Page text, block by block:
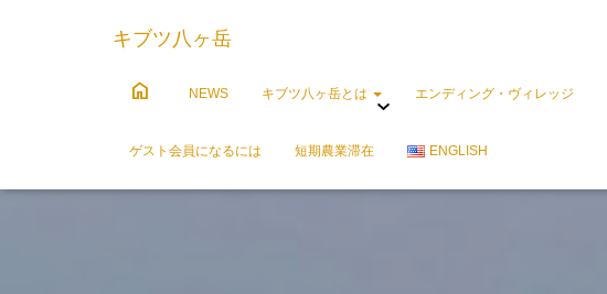
キブツ八ヶ岳
home NEWS キブツ八ヶ岳とは エンディング・ヴィレッジ
ゲスト会員になるには 短期農業滞在 ENGLISH